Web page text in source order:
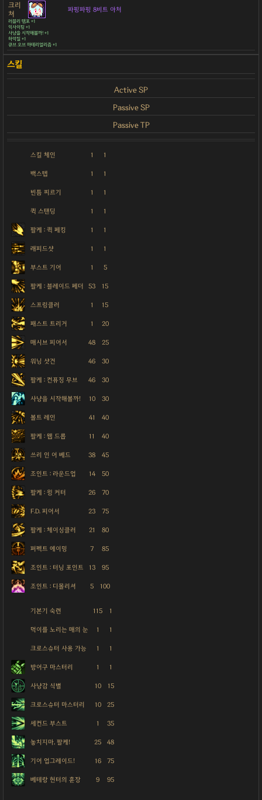
크리
쳐
파핑파핑 8비트 아처
러블리 템포 +1
익사이팅 +1
사냥을 시작해볼까! +1
하악질 +1
큐브 오브 마테리얼리즘 +1
Active SP
Passive SP
Passive TP
스킬 체인 1 1
백스텝 1 1
빈틈 찌르기 1 1
퀵 스탠딩 1 1
팔케 : 퀵 페킹 1 1
래피드샷 1 1
부스트 기어 1 5
팔케 : 블레이드 페더 53 15
스프링클러 1 15
패스트 트리거 1 20
매시브 피어서 48 25
워닝 샷건 46 30
팔케 : 컨퓨징 무브 46 30
사냥을 시작해볼까! 10 30
볼트 레인 41 40
팔케 : 웹 드롭 11 40
쓰리 인 어 베드 38 45
조인트 : 라운드업 14 50
팔케 : 윙 커터 26 70
F.D. 피어서 23 75
팔케 : 체이싱클러 21 80
퍼펙트 에이밍 7 85
조인트 : 터닝 포인트 13 95
조인트 : 디몰리셔 5 100
기본기 숙련 115 1
먹이를 노리는 매의 눈 1 1
크로스슈터 사용 가능 1 1
방어구 마스터리 1 1
사냥감 식별 10 15
크로스슈터 마스터리 10 25
세컨드 부스트 1 35
놓치지마, 팔케! 25 48
기어 업그레이드! 16 75
베테랑 헌터의 훈장 9 95